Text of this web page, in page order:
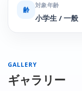
齢
対象年齢
小学生 / 一般
GALLERY
ギャラリー